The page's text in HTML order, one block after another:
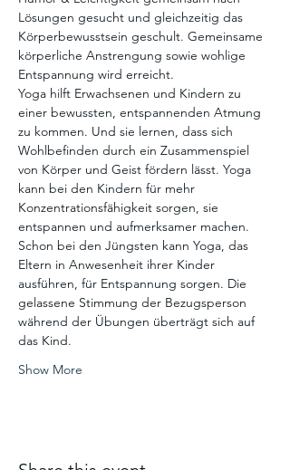
Lösungen gesucht und gleichzeitig das
Körperbewusstsein geschult. Gemeinsame
körperliche Anstrengung sowie wohlige
Entspannung wird erreicht.
Yoga hilft Erwachsenen und Kindern zu
einer bewussten, entspannenden Atmung
zu kommen. Und sie lernen, dass sich
Wohlbefinden durch ein Zusammenspiel
von Körper und Geist fördern lässt. Yoga
kann bei den Kindern für mehr
Konzentrationsfähigkeit sorgen, sie
entspannen und aufmerksamer machen.
Schon bei den Jüngsten kann Yoga, das
Eltern in Anwesenheit ihrer Kinder
ausführen, für Entspannung sorgen. Die
gelassene Stimmung der Bezugsperson
während der Übungen überträgt sich auf
das Kind.
Show More